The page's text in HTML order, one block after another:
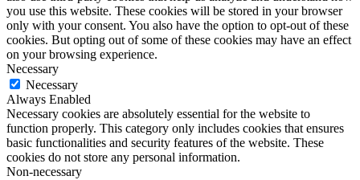
you use this website. These cookies will be stored in your browser
only with your consent. You also have the option to opt-out of these
cookies. But opting out of some of these cookies may have an effect
on your browsing experience.
Necessary
Necessary
Always Enabled
Necessary cookies are absolutely essential for the website to
function properly. This category only includes cookies that ensures
basic functionalities and security features of the website. These
cookies do not store any personal information.
Non-necessary